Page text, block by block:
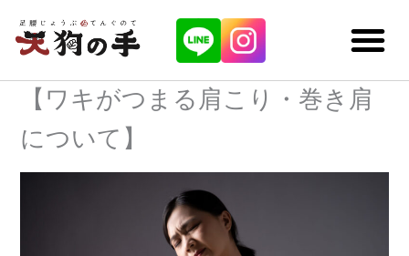
キ
【ワキがつまる肩こり・巻き肩
について】